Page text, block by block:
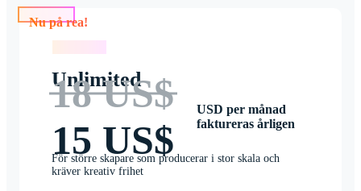
Nu på rea!
Unlimited
18 US$
15 US$
USD per månad
faktureras årligen
För större skapare som producerar i stor skala och
kräver kreativ frihet